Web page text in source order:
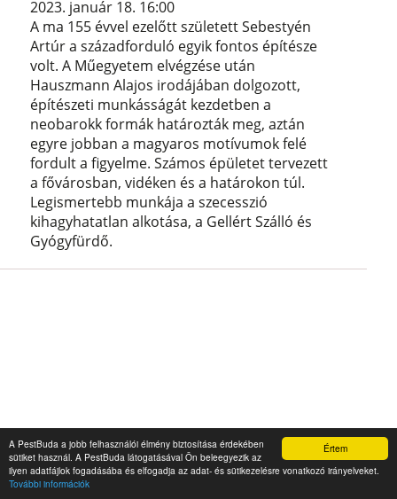
Értem
A PestBuda a jobb felhasználói élmény biztosítása érdekében
sütiket használ. A PestBuda látogatásával Ön beleegyezik az
ilyen adatfájlok fogadásába és elfogadja az adat- és sütikezelésre vonatkozó irányelveket.
További információk
2023. január 18. 16:00
A ma 155 évvel ezelőtt született Sebestyén
Artúr a századforduló egyik fontos építésze
volt. A Műegyetem elvégzése után
Hauszmann Alajos irodájában dolgozott,
építészeti munkásságát kezdetben a
neobarokk formák határozták meg, aztán
egyre jobban a magyaros motívumok felé
fordult a figyelme. Számos épületet tervezett
a fővárosban, vidéken és a határokon túl.
Legismertebb munkája a szecesszió
kihagyhatatlan alkotása, a Gellért Szálló és
Gyógyfürdő.
Egy 110 éves ferencvárosi